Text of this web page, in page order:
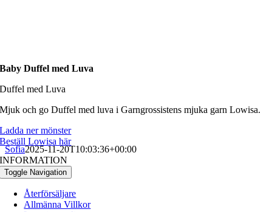
Baby Duffel med Luva
Duffel med Luva
Mjuk och go Duffel med luva i Garngrossistens mjuka garn Lowisa.
Ladda ner mönster
Beställ Lowisa här
Sofia2025-11-20T10:03:36+00:00
INFORMATION
Toggle Navigation
Återförsäljare
Allmänna Villkor